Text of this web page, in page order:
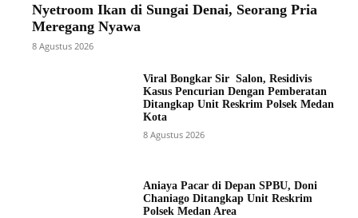
Nyetroom Ikan di Sungai Denai, Seorang Pria
Meregang Nyawa
8 Agustus 2026
Viral Bongkar Sir Salon, Residivis
Kasus Pencurian Dengan Pemberatan
Ditangkap Unit Reskrim Polsek Medan
Kota
8 Agustus 2026
Aniaya Pacar di Depan SPBU, Doni
Chaniago Ditangkap Unit Reskrim
Polsek Medan Area